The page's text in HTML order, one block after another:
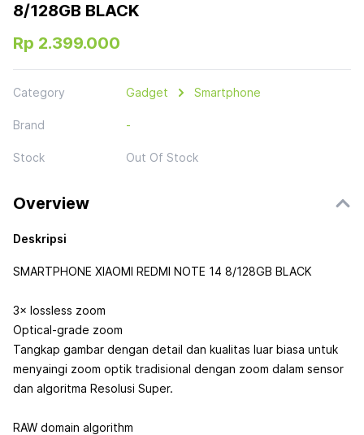
8/128GB BLACK
Rp 2.399.000
Category Gadget Smartphone
Brand -
Stock Out Of Stock
Overview
Deskripsi
SMARTPHONE XIAOMI REDMI NOTE 14 8/128GB BLACK
3× lossless zoom
Optical-grade zoom
Tangkap gambar dengan detail dan kualitas luar biasa untuk
menyaingi zoom optik tradisional dengan zoom dalam sensor
dan algoritma Resolusi Super.
RAW domain algorithm